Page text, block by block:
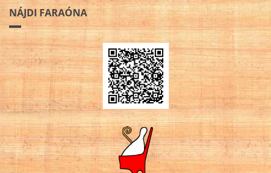
NÁJDI FARAÓNA